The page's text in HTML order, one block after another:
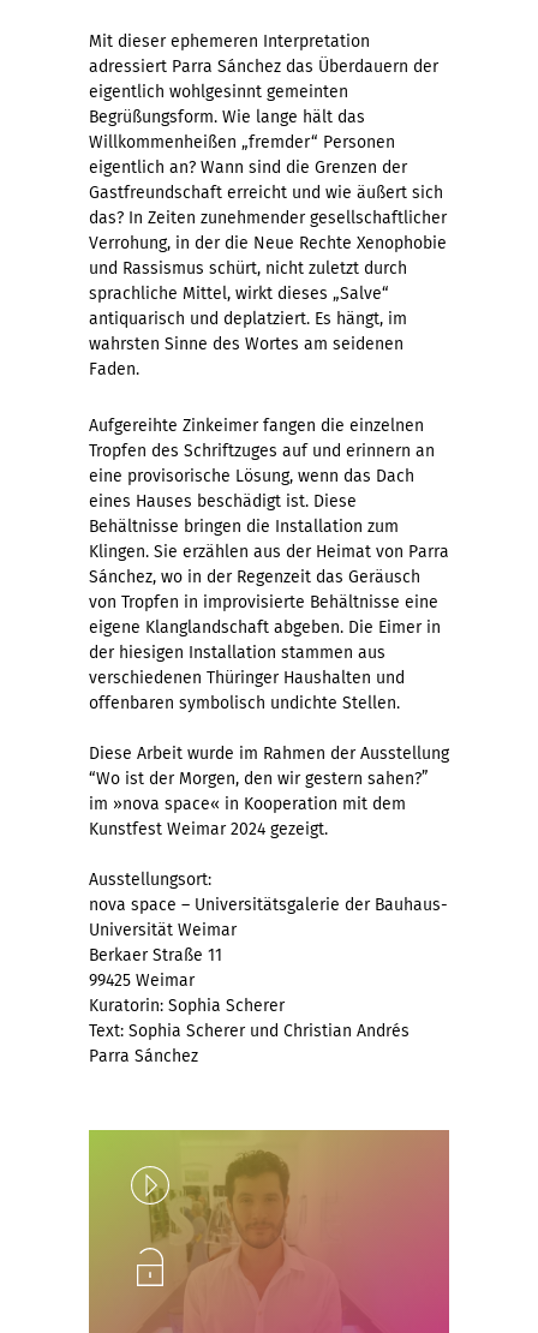
Mit dieser ephemeren Interpretation
adressiert Parra Sánchez das Überdauern der
eigentlich wohlgesinnt gemeinten
Begrüßungsform. Wie lange hält das
Willkommenheißen „fremder“ Personen
eigentlich an? Wann sind die Grenzen der
Gastfreundschaft erreicht und wie äußert sich
das? In Zeiten zunehmender gesellschaftlicher
Verrohung, in der die Neue Rechte Xenophobie
und Rassismus schürt, nicht zuletzt durch
sprachliche Mittel, wirkt dieses „Salve“
antiquarisch und deplatziert. Es hängt, im
wahrsten Sinne des Wortes am seidenen
Faden.
Aufgereihte Zinkeimer fangen die einzelnen
Tropfen des Schriftzuges auf und erinnern an
eine provisorische Lösung, wenn das Dach
eines Hauses beschädigt ist. Diese
Behältnisse bringen die Installation zum
Klingen. Sie erzählen aus der Heimat von Parra
Sánchez, wo in der Regenzeit das Geräusch
von Tropfen in improvisierte Behältnisse eine
eigene Klanglandschaft abgeben. Die Eimer in
der hiesigen Installation stammen aus
verschiedenen Thüringer Haushalten und
offenbaren symbolisch undichte Stellen.
Diese Arbeit wurde im Rahmen der Ausstellung
“Wo ist der Morgen, den wir gestern sahen?”
im »nova space« in Kooperation mit dem
Kunstfest Weimar 2024 gezeigt.
Ausstellungsort:
nova space – Universitätsgalerie der Bauhaus-
Universität Weimar
Berkaer Straße 11
99425 Weimar
Kuratorin: Sophia Scherer
Text: Sophia Scherer und Christian Andrés
Parra Sánchez
Play
Unlock